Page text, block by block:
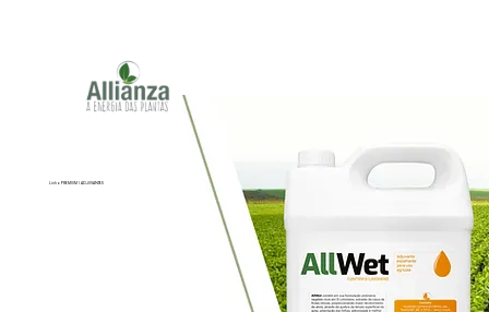
Linha PREMIUM I ADJUVANTES